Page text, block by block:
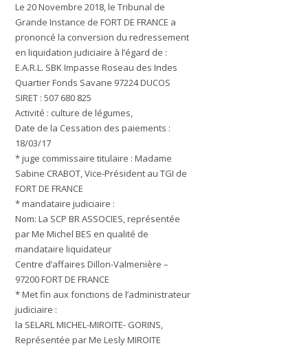
Le 20 Novembre 2018, leTribunal de
Grande Instance de FORT DE FRANCE a
prononcé la conversion du redressement
en liquidation judiciaire à l’égard de :
E.A.R.L. SBK Impasse Roseau des Indes
Quartier Fonds Savane 97224 DUCOS
SIRET :507 680 825
Activité : culture de légumes,
Date de la Cessation des paiements :
18/03/17
* juge commissaire titulaire :Madame
Sabine CRABOT, Vice-Président au TGI de
FORT DE FRANCE
* mandataire judiciaire :
Nom: La SCP BR ASSOCIES, représentée
par Me Michel BES en qualité de
mandataire liquidateur
Centre d’affaires Dillon-Valmenière –
97200 FORT DE FRANCE
* Met fin aux fonctions de l’administrateur
judiciaire :
la SELARL MICHEL-MIROITE- GORINS,
Représentée par Me Lesly MIROITE